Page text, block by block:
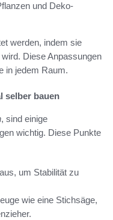
und Deko-
werden, indem sie
Diese Anpassungen
in jedem Raum.
selber bauen
, sind einige
wichtig. Diese Punkte
um Stabilität zu
wie eine Stichsäge,